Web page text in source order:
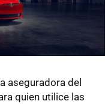
aseguradora del
quien utilice las